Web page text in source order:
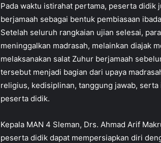
Pada waktu istirahat pertama, peserta didik
berjamaah sebagai bentuk pembiasaan
Setelah seluruh rangkaian ujian selesai,
meninggalkan madrasah, melainkan diajak
melaksanakan salat Zuhur berjamaah
tersebut menjadi bagian dari upaya
religius, kedisiplinan, tanggung jawab,
peserta didik.
Kepala MAN 4 Sleman, Drs. Ahmad Arif
peserta didik dapat mempersiapkan diri